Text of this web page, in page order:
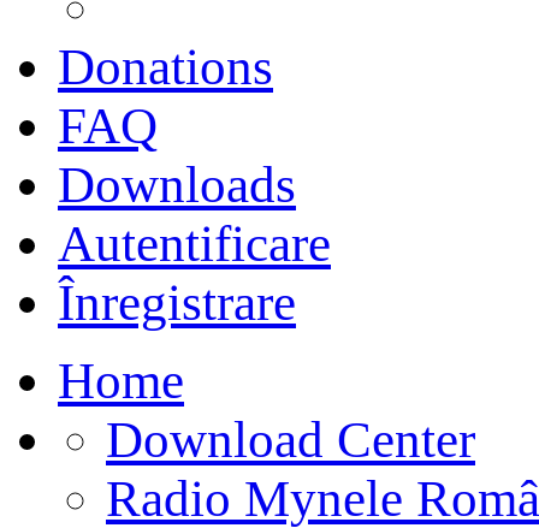
Donations
FAQ
Downloads
Autentificare
Înregistrare
Home
Download Center
Radio Mynele